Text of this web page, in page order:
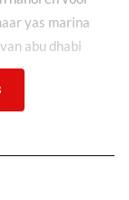
yas marina
abu dhabi
de